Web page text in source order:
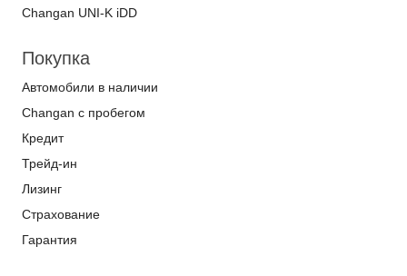
Changan UNI-K iDD
Покупка
Автомобили в наличии
Changan с пробегом
Кредит
Трейд-ин
Лизинг
Страхование
Гарантия